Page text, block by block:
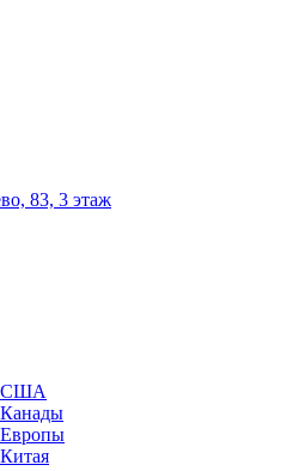
83, 3 этаж
США